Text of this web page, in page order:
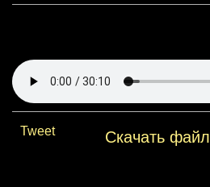
Tweet Скачать файл